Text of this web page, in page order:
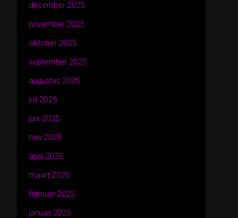
december 2025
november 2025
oktober 2025
september 2025
augustus 2025
juli 2025
juni 2025
mei 2025
april 2025
maart 2025
februari 2025
januari 2025